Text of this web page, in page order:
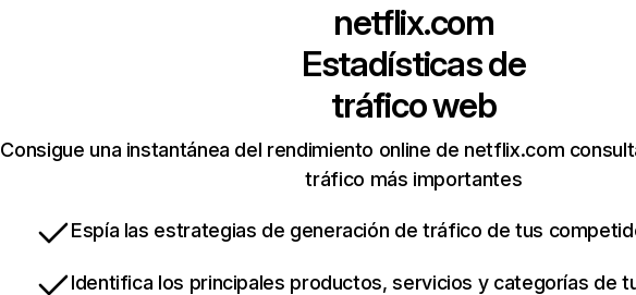
netflix.com
Estadísticas de
tráfico web
Consigue una instantánea del rendimiento online de netflix.com
tráfico más importantes
Espía las estrategias de generación de tráfico de tus
Identifica los principales productos, servicios y categorías de